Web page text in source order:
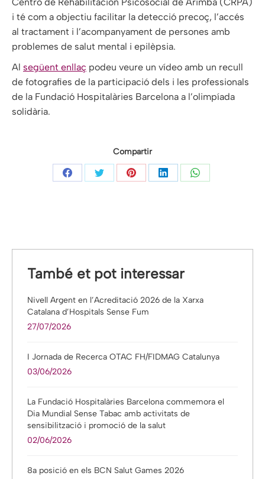
i té com a objectiu facilitar la detecció precoç, l’accés
al tractament i l’acompanyament de persones amb
problemes de salut mental i epilèpsia.
Al següent enllaç podeu veure un vídeo amb un recull
de fotografies de la participació dels i les professionals
de la Fundació Hospitalàries Barcelona a l’olimpíada
solidària.
Compartir
Share
Share
Share
Share
Share
També et pot interessar
Nivell Argent en l’Acreditació 2026 de la Xarxa
Catalana d’Hospitals Sense Fum
27/07/2026
I Jornada de Recerca OTAC FH/FIDMAG Catalunya
03/06/2026
La Fundació Hospitalàries Barcelona commemora el
Dia Mundial Sense Tabac amb activitats de
sensibilització i promoció de la salut
02/06/2026
8a posició en els BCN Salut Games 2026